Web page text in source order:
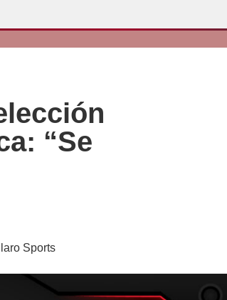
“Se
Sports